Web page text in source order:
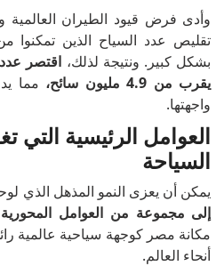
وأدى فرض قيود الطيران العالمية
تقليص عدد السياح الذين تمكنوا
بشكل كبير. ونتيجة لذلك،
يقرب من 4.9 مليون سائح،
مما
واجهتها.
العوامل الرئيسية
السياحة
يمكن أن يعزى النمو المذهل الذي
إلى مجموعة من العوامل المحورية
مكانة مصر كوجهة سياحية عالمية
أنحاء العالم.